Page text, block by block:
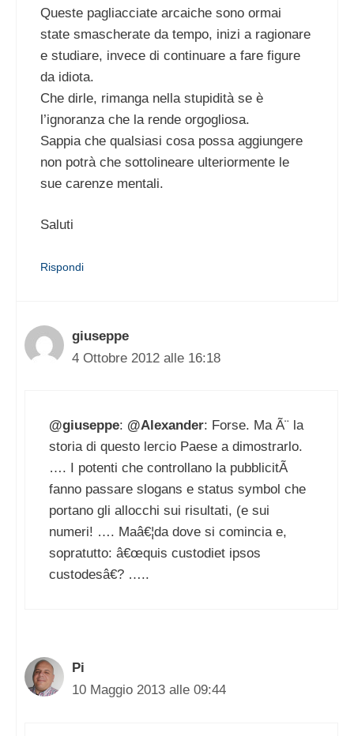
Queste pagliacciate arcaiche sono ormai
state smascherate da tempo, inizi a ragionare
e studiare, invece di continuare a fare figure
da idiota.
Che dirle, rimanga nella stupidità se è
l’ignoranza che la rende orgogliosa.
Sappia che qualsiasi cosa possa aggiungere
non potrà che sottolineare ulteriormente le
sue carenze mentali.
Saluti
Rispondi
giuseppe
4 Ottobre 2012 alle 16:18
@giuseppe: @Alexander: Forse. Ma Ã¨ la
storia di questo lercio Paese a dimostrarlo.
…. I potenti che controllano la pubblicitÃ
fanno passare slogans e status symbol che
portano gli allocchi sui risultati, (e sui
numeri! …. Maâ€¦da dove si comincia e,
sopratutto: â€œquis custodiet ipsos
custodesâ€? …..
Pi
10 Maggio 2013 alle 09:44